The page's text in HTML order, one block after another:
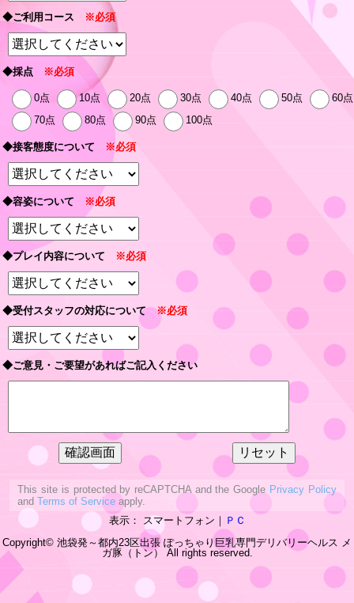
◆ご利用コース ※必須
◆採点 ※必須
0点 10点 20点 30点 40点 50点
60点
70点
80点 90点 100点
◆接客態度について ※必須
◆容姿について ※必須
◆プレイ内容について ※必須
◆受付スタッフの対応について※必須
◆ご意見・ご要望があればご記入ください
This site is protected by reCAPTCHA and the Google Privacy Policy
andTerms of Service apply.
表示： スマートフォン｜ ＰＣ
Copyright© 池袋発～都内23区出張 ぽっちゃり巨乳専門デリバリーヘルス メ
ガ豚（トン）
All rights reserved.